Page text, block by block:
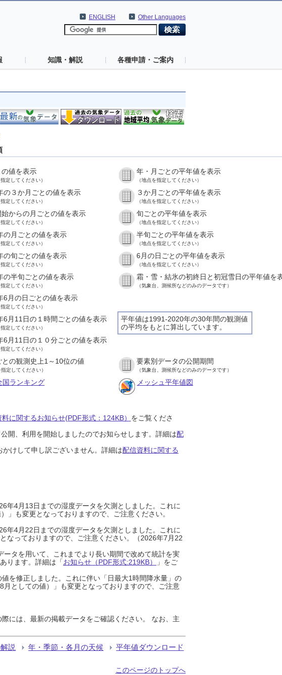
Other Languages
ENGLISH
知識・解説 各種申請・ご案内
値を表示
指定してください）
年・月ごとの平年値を表示
（地点を指定してください）
の３か月ごとの値を表示
指定してください）
３か月ごとの平年値を表示
（地点を指定してください）
からの月ごとの値を表示
指定してください）
旬ごとの平年値を表示
（地点を指定してください）
の月ごとの値を表示
指定してください）
半旬ごとの平年値を表示
（地点を指定してください）
の旬ごとの値を表示
指定してください）
6月の日ごとの平年値を表示
（地点を指定してください）
の半旬ごとの値を表示
指定してください）
霜・雪・結氷の初終日と初冠雪日の平年値を
（気象台、測候所などのみのデータです）
6月の日ごとの値を表示
指定してください）
平年値は1991-2020年の30年間の観測値
の平均をもとに算出しています。
6月11日の１時間ごとの値を表示
指定してください）
6月11日の１０分ごとの値を表示
指定してください）
との観測史上1～10位の値
指定してください）
要素別データの公開期間
（気象台、測候所などのみのデータです）
国ランキング メッシュ平年値図
に関するお知らせ(PDF形式：124KB） をご覧くださ
開、利用を開始しましたのでお知らせします。詳細は配
けして申し訳ございません。詳細は配信資料に関する
年4月13日までの湿度データを欠測としました。これに
」も変更となっておりますので、ご注意ください。
年4月22日までの湿度データを欠測としました。これに
なっておりますので、ご注意ください。（2026年7月22
タを用いて、これまでより長い期間で改めて統計を実
ります。詳細は「お知らせ（PDF形式:219KB）
」をご
を修正しました。これに伴い「日最大1時間降水量」の
としての値）」も変更となっておりますので、ご注意
には、最新の掲載データをご確認ください。 なお、主
説 年・季節・各月の天候 平年値ダウンロード
このページのトップへ